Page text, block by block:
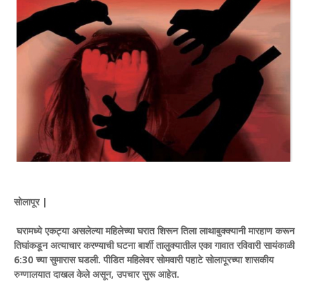
सोलापूर |
घरामध्ये एकट्या असलेल्या महिलेच्या घरात शिरून तिला लाथाबुक्क्यानी मारहाण करून
तिघांकडून अत्याचार करण्याची घटना बार्शी तालुक्यातील एका गावात रविवारी सायंकाळी
6:30 च्या सुमारास घडली. पीडित महिलेवर सोमवारी पहाटे सोलापूरच्या शासकीय
रुग्णालयात दाखल केले असून, उपचार सुरू आहेत.